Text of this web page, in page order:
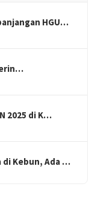
HGU…
2025 di K…
di Kebun, Ada …